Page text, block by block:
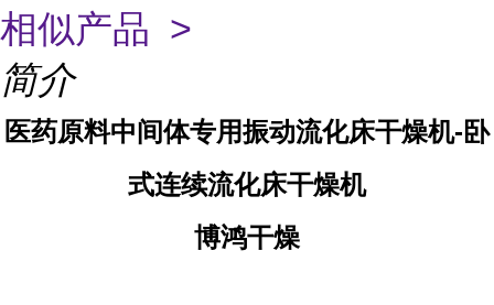
相似产品 >
简介
医药原料中间体专用振动流化床干燥机-卧
式连续流化床干燥机
博鸿干燥